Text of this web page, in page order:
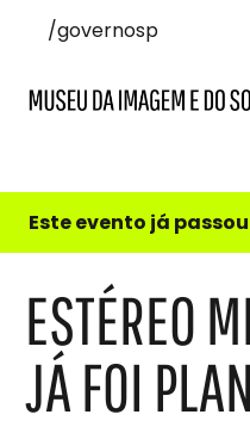
/governosp
e
do
Este evento já
ESTÉREO
JÁ FOI